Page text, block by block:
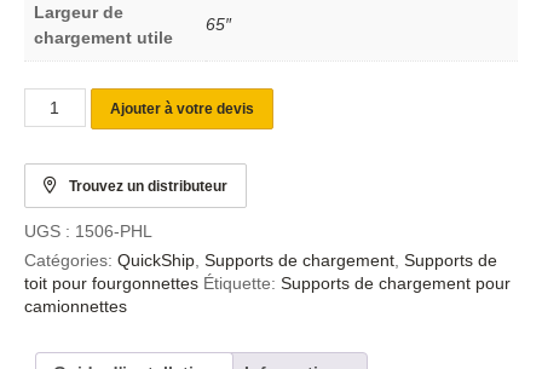
Largeur de
chargement utile
65″
Ajouter à votre devis
Trouvez un distributeur
UGS : 1506-PHL
Catégories: QuickShip, Supports de chargement, Supports de
toit pour fourgonnettes Étiquette: Supports de chargement pour
camionnettes